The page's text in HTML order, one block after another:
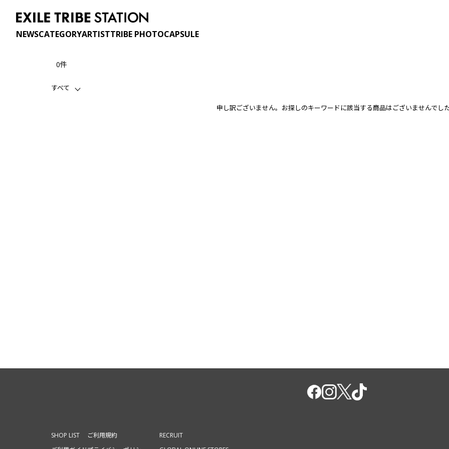
NEWSCATEGORYARTISTTRIBE PHOTOCAPSULE
0件
すべて
申し訳ございません。お探しのキーワードに該当する商品はございませんでし
SHOP LIST
ご利用規約
RECRUIT